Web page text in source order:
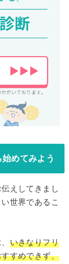
めてみよう
えしてきまし
世界であるこ
いきなりフリ
すめできず、